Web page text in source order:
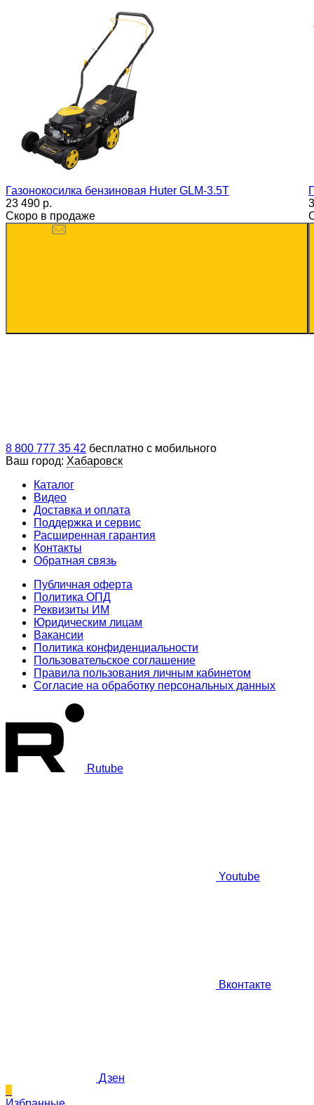
Газонокосилка бензиновая Huter GLM-3.5T
23 490 p.
Скоро в продаже
8 800 777 35 42 бесплатно с мобильного
Ваш город: Хабаровск
Каталог
Видео
Доставка и оплата
Поддержка и сервис
Расширенная гарантия
Контакты
Обратная связь
Публичная оферта
Политика ОПД
Реквизиты ИМ
Юридическим лицам
Вакансии
Политика конфиденциальности
Пользовательское соглашение
Правила пользования личным кабинетом
Согласие на обработку персональных данных
Rutube
Youtube
Вконтакте
Дзен